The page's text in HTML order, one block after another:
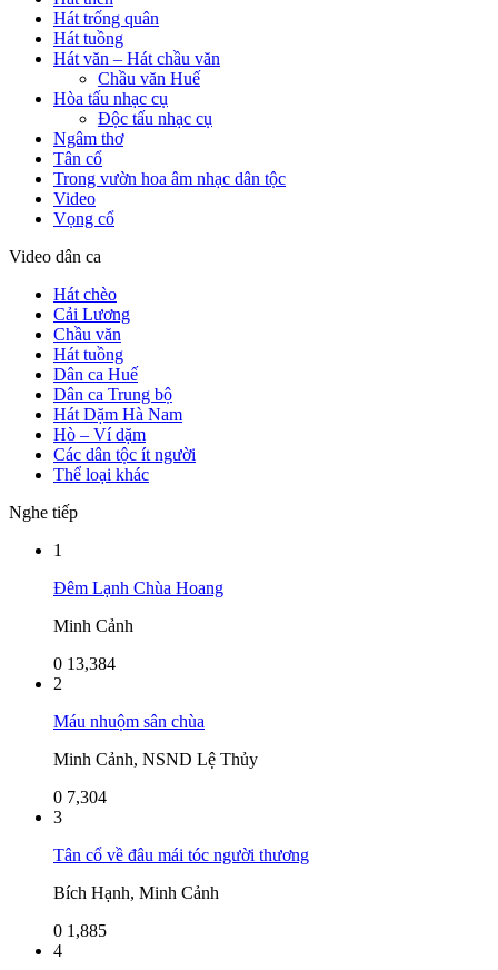
Hát trống quân
Hát tuồng
Hát văn – Hát chầu văn
Chầu văn Huế
Hòa tấu nhạc cụ
Độc tấu nhạc cụ
Ngâm thơ
Tân cổ
Trong vườn hoa âm nhạc dân tộc
Video
Vọng cổ
Video dân ca
Hát chèo
Cải Lương
Chầu văn
Hát tuồng
Dân ca Huế
Dân ca Trung bộ
Hát Dặm Hà Nam
Hò – Ví dặm
Các dân tộc ít người
Thể loại khác
Nghe tiếp
1
Đêm Lạnh Chùa Hoang
Minh Cảnh
0 13,384
2
Máu nhuộm sân chùa
Minh Cảnh, NSND Lệ Thủy
0 7,304
3
Tân cổ về đâu mái tóc người thương
Bích Hạnh, Minh Cảnh
0 1,885
4